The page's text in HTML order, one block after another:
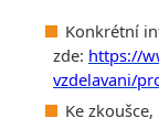
Konkrétní
zde: https://
vzdelavani/
Ke